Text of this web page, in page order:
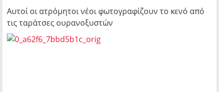
Αυτοί οι ατρόμητοι νέοι φωτογραφίζουν το κενό από
τις ταράτσες ουρανοξυστών